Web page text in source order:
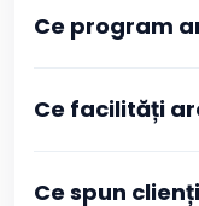
aprobată primești
Booksport și pe
Ce program
Ce facilități
Ce spun